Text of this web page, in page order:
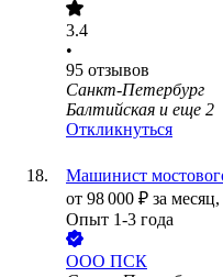
3.4
•
95 отзывов
Санкт-Петербург
Балтийская и еще 2
Откликнуться
Машинист
от 98 000 ₽ за месяц,
Опыт 1-3 года
ООО ПСК